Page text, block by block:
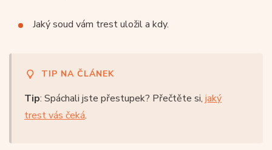
Jaký soud vám trest uložil a kdy.
TIP NA ČLÁNEK
Tip: Spáchali jste přestupek? Přečtěte si, jaký
trest vás čeká.